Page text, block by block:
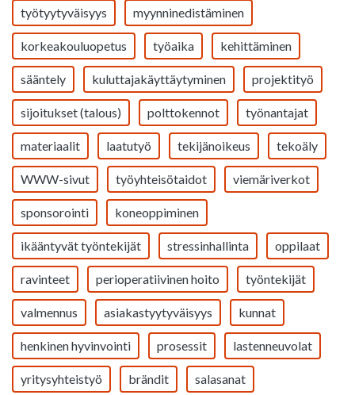
työtyytyväisyys myynninedistäminen
korkeakouluopetus työaika kehittäminen
sääntely kuluttajakäyttäytyminen projektityö
sijoitukset (talous) polttokennot työnantajat
materiaalit laatutyö tekijänoikeus tekoäly
WWW-sivut työyhteisötaidot viemäriverkot
sponsorointi koneoppiminen
ikääntyvät työntekijät stressinhallinta oppilaat
ravinteet perioperatiivinen hoito työntekijät
valmennus asiakastyytyväisyys kunnat
henkinen hyvinvointi prosessit lastenneuvolat
yritysyhteistyö brändit salasanat